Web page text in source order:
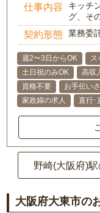
仕事内容
キッチ
グ、そ
契約形態 業務委
週2〜3日からOK ス
土日祝のみOK
高収
資格不要
お手伝い
家政婦の求人
直行･
野崎(大阪府)
大阪府大東市の